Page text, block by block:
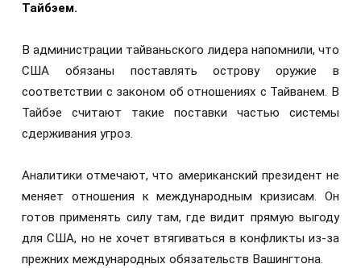
Тайбэем.
В администрации тайваньского лидера напомнили, что
США обязаны поставлять острову оружие в
соответствии с законом об отношениях с Тайванем. В
Тайбэе считают такие поставки частью системы
сдерживания угроз.
Аналитики отмечают, что американский президент не
меняет отношения к международным кризисам. Он
готов применять силу там, где видит прямую выгоду
для США, но не хочет втягиваться в конфликты из-за
прежних международных обязательств Вашингтона.